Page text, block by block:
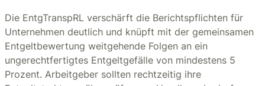
Die EntgTranspRL verschärft die Berichtspflichten für
Unternehmen deutlich und knüpft mit der gemeinsamen
Entgeltbewertung weitgehende Folgen an ein
ungerechtfertigtes Entgeltgefälle von mindestens 5
Prozent. Arbeitgeber sollten rechtzeitig ihre